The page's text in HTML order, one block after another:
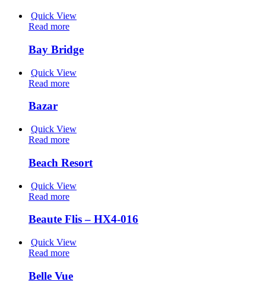
Quick View
Read more
Bay Bridge
Quick View
Read more
Bazar
Quick View
Read more
Beach Resort
Quick View
Read more
Beaute Flis – HX4-016
Quick View
Read more
Belle Vue